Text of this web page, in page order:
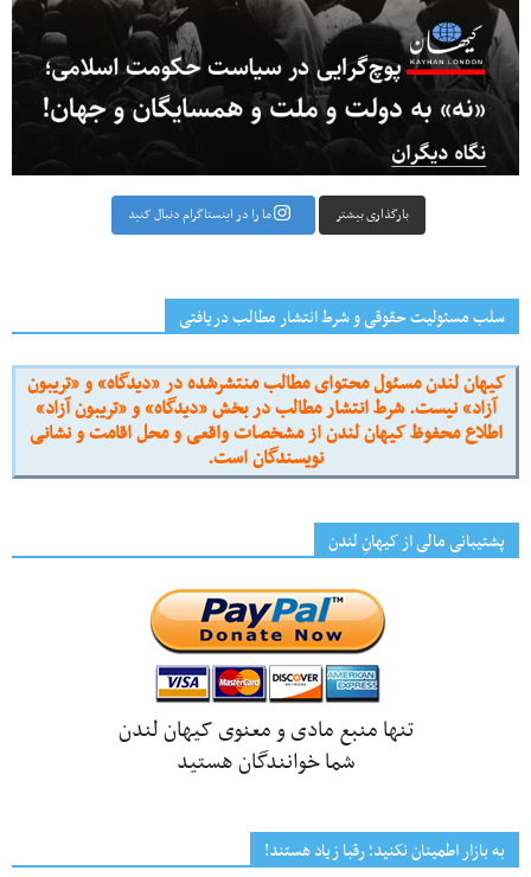
بارگذاری بیشتر ما را در اینستاگرام دنبال کنید
سلب مسئولیت حقوقی و شرط انتشار مطالب دریافتی
کیهان لندن مسئول محتوای مطالب منتشرشده در «دیدگاه» و «تریبون
آزاد» نیست. شرط انتشار مطالب در بخش «دیدگاه» و «تریبون آزاد»
اطلاع محفوظ کیهان لندن از مشخصات واقعی و محل اقامت و نشانی
نویسندگان است.
پشتیبانی مالی از کیهانِ لندن
تنها منبع مادی و معنوی کیهان لندن
شما خوانندگان هستید
به بازار اطمینان نکنید؛ رقبا زیاد هستند!